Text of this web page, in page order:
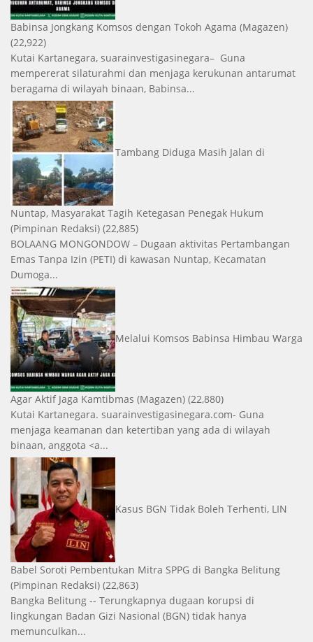
Babinsa Jongkang Komsos dengan Tokoh Agama (Magazen)
(22,922)
Kutai Kartanegara, suarainvestigasinegara– Guna
mempererat silaturahmi dan menjaga kerukunan antarumat
beragama di wilayah binaan, Babinsa...
Tambang Diduga Masih Jalan di
Nuntap, Masyarakat Tagih Ketegasan Penegak Hukum
(Pimpinan Redaksi) (22,885)
BOLAANG MONGONDOW – Dugaan aktivitas Pertambangan
Emas Tanpa Izin (PETI) di kawasan Nuntap, Kecamatan
Dumoga...
Melalui Komsos Babinsa Himbau Warga
Agar Aktif Jaga Kamtibmas (Magazen) (22,880)
Kutai Kartanegara. suarainvestigasinegara.com- Guna
menjaga keamanan dan ketertiban yang ada di wilayah
binaan, anggota <a...
Kasus BGN Tidak Boleh Terhenti, LIN
Babel Soroti Pembentukan Mitra SPPG di Bangka Belitung
(Pimpinan Redaksi) (22,863)
Bangka Belitung -- Terungkapnya dugaan korupsi di
lingkungan Badan Gizi Nasional (BGN) tidak hanya
memunculkan...